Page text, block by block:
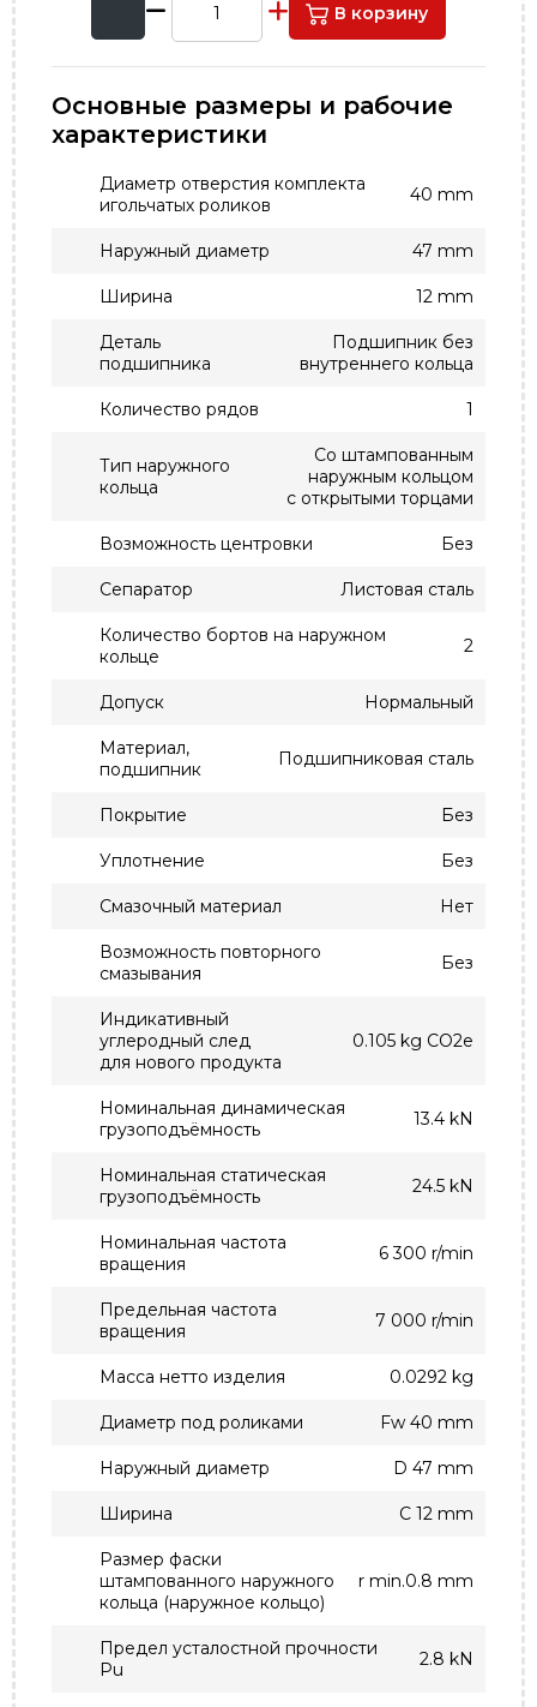
В корзину
Основные размеры и рабочие
характеристики
Диаметр отверстия комплекта
игольчатых роликов
40 mm
Наружный диаметр 47 mm
Ширина 12 mm
Деталь
подшипника
Подшипник без
внутреннего кольца
Количество рядов 1
Тип наружного
кольца
Со штампованным
наружным кольцом
с открытыми торцами
Возможность центровки Без
Сепаратор Листовая сталь
Количество бортов на наружном
кольце
2
Допуск Нормальный
Материал,
подшипник
Подшипниковая сталь
Покрытие Без
Уплотнение Без
Смазочный материал Нет
Возможность повторного
смазывания
Без
Индикативный
углеродный след
для нового продукта
0.105 kg CO2e
Номинальная динамическая
грузоподъёмность
13.4 kN
Номинальная статическая
грузоподъёмность
24.5 kN
Номинальная частота
вращения
6 300 r/min
Предельная частота
вращения
7 000 r/min
Масса нетто изделия 0.0292 kg
Диаметр под роликами Fw 40 mm
Наружный диаметр D 47 mm
Ширина C 12 mm
Размер фаски
штампованного наружного
кольца (наружное кольцо)
r min.0.8 mm
Предел усталостной прочности
Pu
2.8 kN